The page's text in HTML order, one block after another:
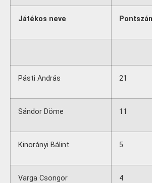
Játékos neve
Pásti András 21
Sándor Döme 11
Kinorányi Bálint 5
Varga Csongor 4